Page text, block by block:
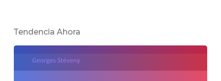
Tendencia Ahora